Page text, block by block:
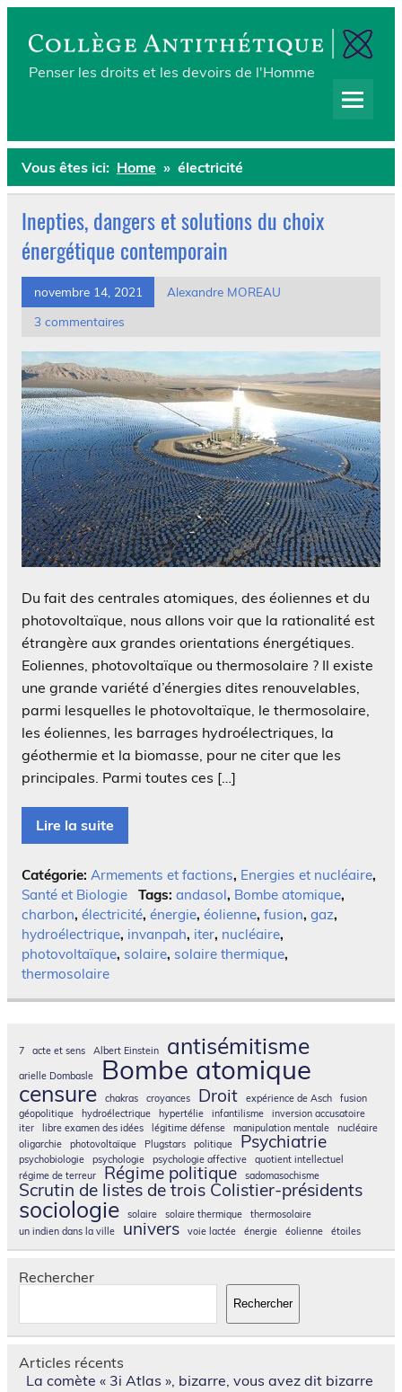
Skip
content
Collège Antithétique
Penser les droits et les devoirs de l'Homme
Vous êtes ici: Home électricité
Inepties, dangers et solutions du choix
énergétique contemporain
novembre 14, 2021
Alexandre MOREAU
3 commentaires
Du fait des centrales atomiques, des éoliennes et du
photovoltaïque, nous allons voir que la rationalité est
étrangère aux grandes orientations énergétiques.
Eoliennes, photovoltaïque ou thermosolaire ? Il existe
une grande variété d’énergies dites renouvelables,
parmi lesquelles le photovoltaïque, le thermosolaire,
les éoliennes, les barrages hydroélectriques, la
géothermie et la biomasse, pour ne citer que les
principales. Parmi toutes ces […]
Lire la suite
Catégorie: Armements et factions, Energies et nucléaire,
Santé et Biologie
Tags: andasol, Bombe atomique,
charbon, électricité, énergie, éolienne, fusion, gaz,
hydroélectrique, invanpah, iter, nucléaire,
photovoltaïque, solaire, solaire thermique,
thermosolaire
7 acte et sens Albert Einstein antisémitisme
arielle Dombasle Bombe atomique
censure chakras croyances Droit expérience de Asch
fusion
géopolitique
hydroélectrique hypertélie infantilisme
inversion accusatoire
iter
libre examen des idées légitime défense manipulation mentale
nucléaire
oligarchie
photovoltaïque Plugstars politique Psychiatrie
psychobiologie psychologie psychologie affective
quotient intellectuel
régime de terreur
Régime politique sadomasochisme
Scrutin de listes de trois Colistier-présidents
sociologie solaire solaire thermique
thermosolaire
un indien dans la ville
univers voie lactée énergie éolienne étoiles
Rechercher
Rechercher
Articles récents
La comète « 3i Atlas », bizarre, vous avez dit bizarre